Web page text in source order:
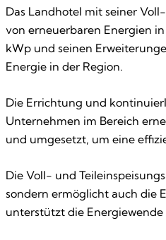
Das Landhotel mit seiner
von erneuerbaren Energien
kWp und seinen
Energie in der Region.
Die Errichtung und
Unternehmen im Bereich
und umgesetzt, um eine
Die Voll- und
sondern ermöglicht auch die
unterstützt die